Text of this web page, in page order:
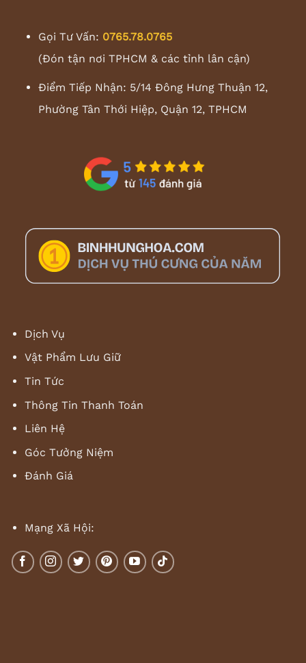
Gọi Tư Vấn: 0765.78.0765
(Đón tận nơi TPHCM & các tỉnh lân cận)
Điểm Tiếp Nhận: 5/14 Đông Hưng Thuận 12,
Phường Tân Thới Hiệp, Quận 12, TPHCM
Dịch Vụ
Vật Phẩm Lưu Giữ
Tin Tức
Thông Tin Thanh Toán
Liên Hệ
Góc Tưởng Niệm
Đánh Giá
Mạng Xã Hội: